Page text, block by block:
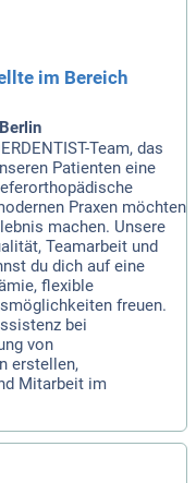
im Bereich
Team, das
Patienten eine
Praxen möchten
machen. Unsere
Teamarbeit und
du dich auf eine
flexible
freuen.
bei
von
erstellen,
Mitarbeit im